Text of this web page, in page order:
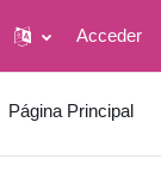
Acceder
Página Principal